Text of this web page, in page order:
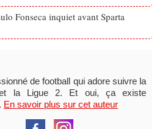
Fonseca inquiet avant Sparta
de football qui adore suivre la
la Ligue 2. Et oui, ça existe
En savoir plus sur cet auteur